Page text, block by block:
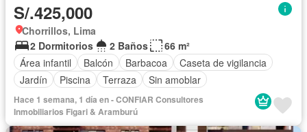
S/.425,000
Chorrillos, Lima
2 Dormitorios
2 Baños
66 m²
Área infantil
Balcón Barbacoa
Caseta de vigilancia
Jardín
Piscina Terraza Sin amoblar
Hace 1 semana, 1 día en - CONFIAR Consultores
Inmobiliarios Figari & Aramburú